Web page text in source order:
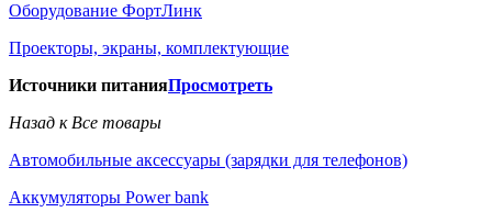
Оборудование ФортЛинк
Проекторы, экраны, комплектующие
Источники питанияПросмотреть
Назад к Все товары
Автомобильные аксессуары (зарядки для телефонов)
Аккумуляторы Power bank